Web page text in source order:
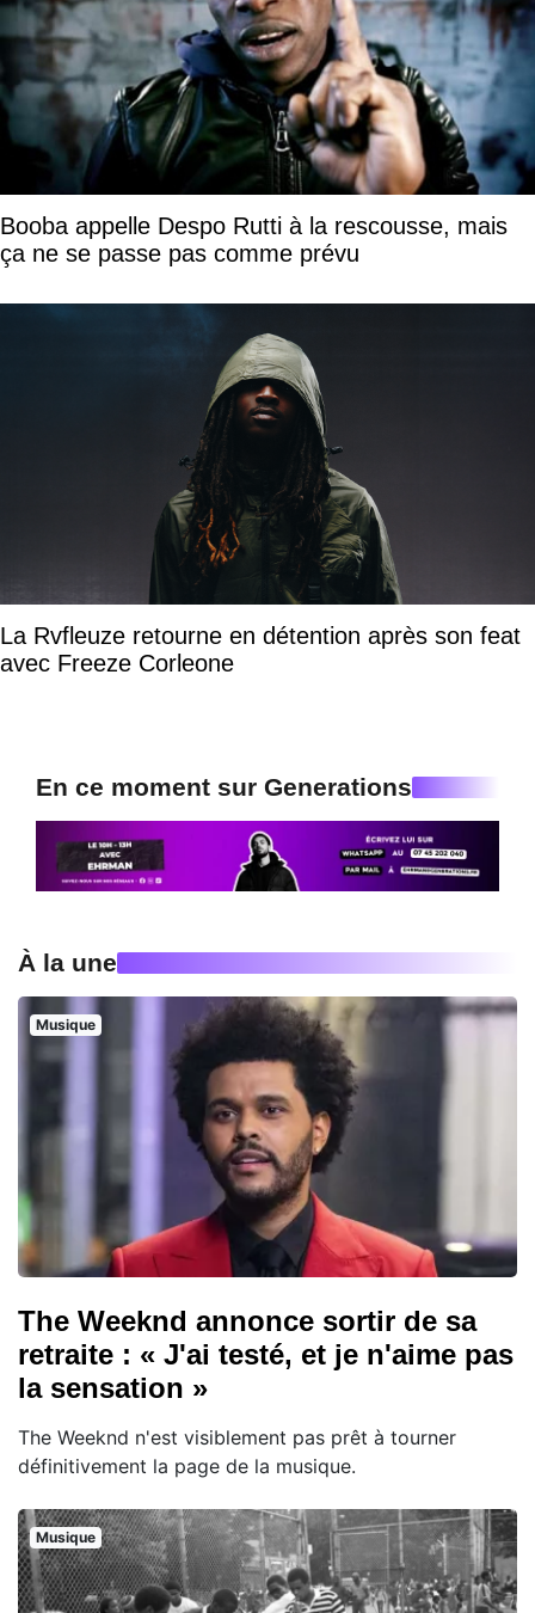
Booba appelle Despo Rutti à la rescousse, mais
ça ne se passe pas comme prévu
La Rvfleuze retourne en détention après son feat
avec Freeze Corleone
En ce moment sur Generations
À la une
Musique
The Weeknd annonce sortir de sa
retraite : « J'ai testé, et je n'aime pas
la sensation »
The Weeknd n'est visiblement pas prêt à tourner
définitivement la page de la musique.
Musique